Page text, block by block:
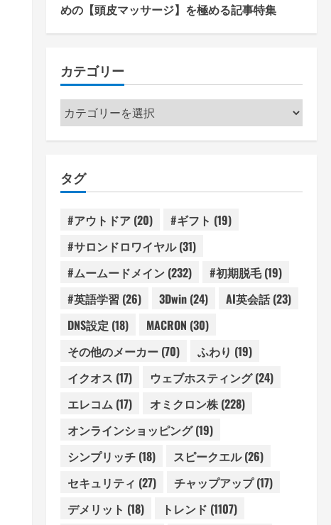
めの【頭皮マッサージ】を極める記事特集
カテゴリー
カ
テ
ー
タグ
#アウトドア(20) #ギフト (19)
#サロンドロワイヤル(31)
#ムームードメイン(232) #初期脱毛(19)
#英語学習 (26) 3Dwin(24) AI英会話(23)
DNS設定 (18) MACRON (30)
その他のメーカー(70) ふわり (19)
イクオス (17) ウェブホスティング(24)
エレコム(17) オミクロン株(228)
オンラインショッピング(19)
シンプリッチ(18) スピークエル(26)
セキュリティ (27) チャップアップ(17)
デメリット (18) トレンド (1107)